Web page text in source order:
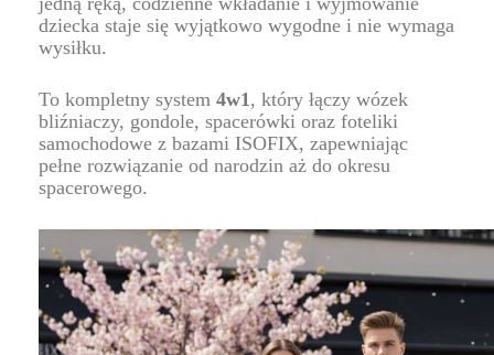
dziecka staje się wyjątkowo wygodne i nie wymaga
wysiłku.
To kompletny system 4w1, który łączy wózek
bliźniaczy, gondole, spacerówki oraz foteliki
samochodowe z bazami ISOFIX, zapewniając
pełne rozwiązanie od narodzin aż do okresu
spacerowego.